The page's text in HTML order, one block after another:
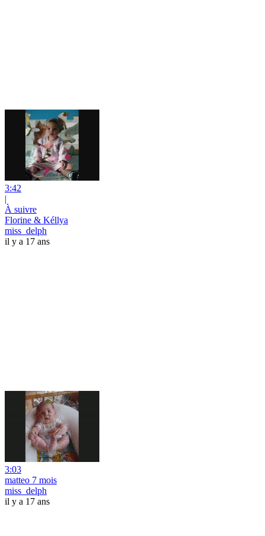
3:42
|
À suivre
Florine & Kéllya
miss_delph
il y a 17 ans
3:03
matteo 7 mois
miss_delph
il y a 17 ans